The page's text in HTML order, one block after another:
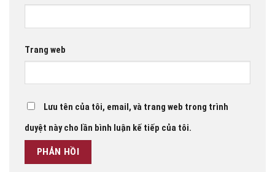
Trang web
Lưu tên của tôi, email, và trang web trong trình
duyệt này cho lần bình luận kế tiếp của tôi.